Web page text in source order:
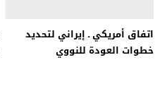
اتفاق أمريكي ـ إيراني لتحديد
خطوات العودة للنووي